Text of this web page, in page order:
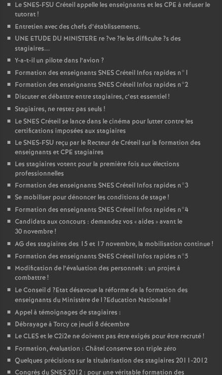
LeSNES-FSU Créteil appelle les enseignants et les CPE à refuser le
tutorat!
Entretien avec des chefs d’établissements.
UNE ETUDE DU MINISTERE re?ve?le les difficulte?s des
stagiaires...
Y-a-t-il un pilote dans l’avion ?
Formation des enseignants SNESCréteil Infos rapides n°1
Formation des enseignants SNESCréteil Infos rapides n°2
Discuter et débattre entre stagiaires, c’est essentiel!
Stagiaires, ne restez pas seuls !
LeSNESCréteil se lance dans le cinéma pour lutter contre les
certifications imposées aux stagiaires
LeSNES-FSU reçu par le Recteur de Créteil sur la formation des
enseignants etCPE stagiaires
Les stagiaires votent pour la première fois aux élections
professionnelles
Formation des enseignants SNESCréteil Infos rapides n°3
Se mobiliser pour dénoncer les conditions de stage!
Formation des enseignants SNESCréteil Infos rapides n°4
Candidats aux concours : demandez vos «aides » avant le
30 novembre!
AG des stagiaires des 15 et 17 novembre, la mobilisation continue!
Formation des enseignants SNESCréteil Infos rapides n°5
Modification de l’évaluation des personnels : un projet à
combattre!
Le Conseil d ?Etat désavoue la réforme de la formation des
enseignants du Ministère de l?Education Nationale!
Appel à témoignages de stagiaires :
Débrayage à Torcy ce jeudi 8 décembre
LeCLESet le C2i2e ne doivent pas être exigés pour être recruté!
Formation, évaluation : Châtel conserve son triple zéro
Quelques précisions sur la titularisation des stagiaires 2011-2012
Congrès duSNES2012 : pour une véritable formation des